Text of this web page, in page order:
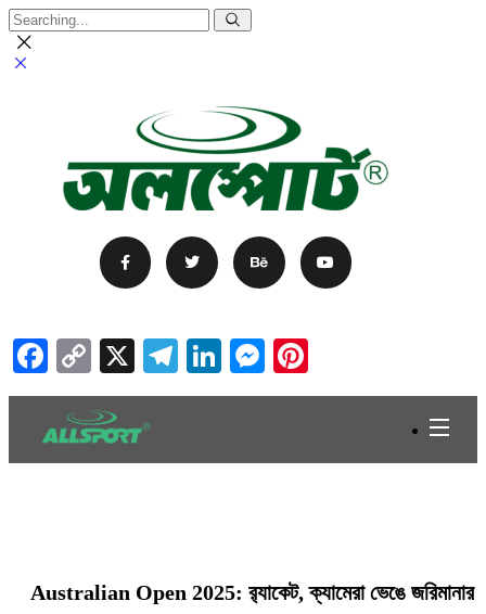
Facebook
Copy
Link
X Telegram
LinkedIn
Messenger
Australian Open 2025: র‍্যাকেট, ক্যামেরা ভেঙে জরিমানার